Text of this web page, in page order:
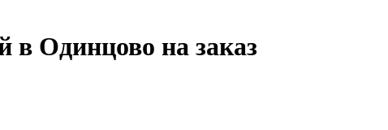
в Одинцово на заказ